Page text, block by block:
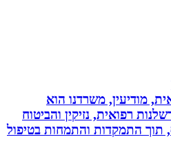
משרדנו הוא
נזיקין והביטוח
התמקדות והתמחות בטיפול